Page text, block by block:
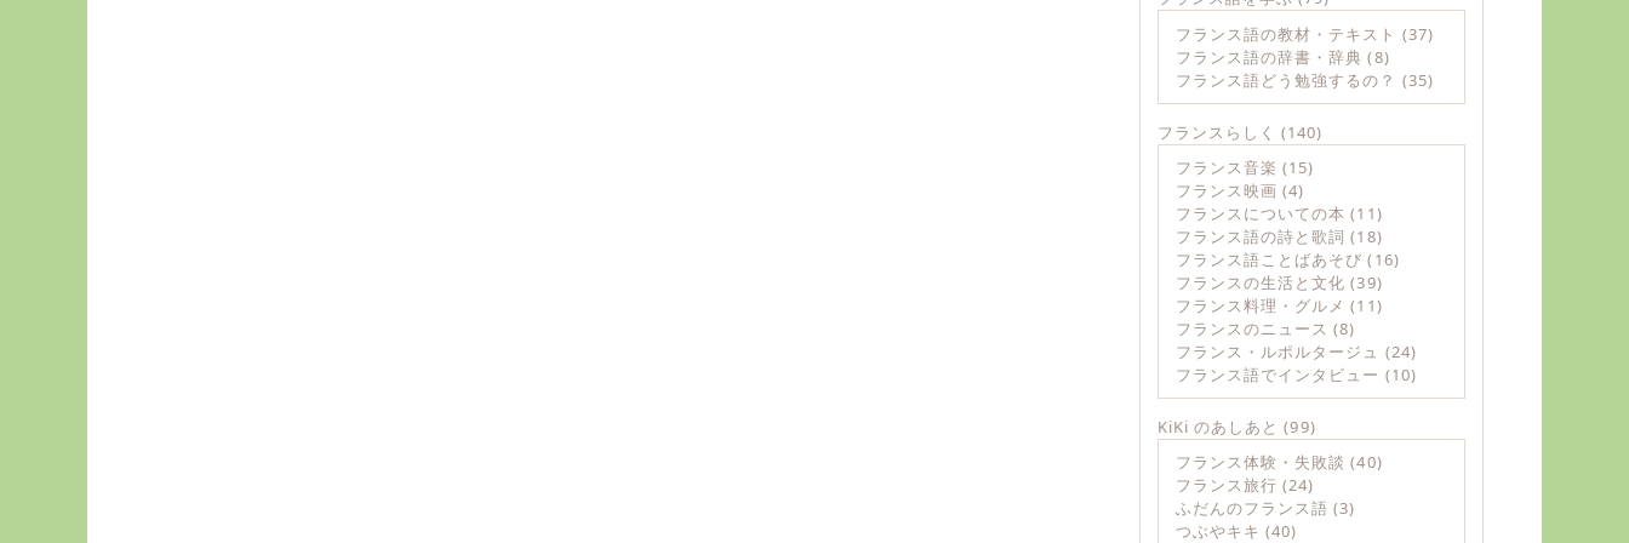
フランス語の教材・テキスト (37)
フランス語の辞書・辞典 (8)
フランス語どう勉強するの？ (35)
フランスらしく (140)
フランス音楽 (15)
フランス映画 (4)
フランスについての本 (11)
フランス語の詩と歌詞 (18)
フランス語ことばあそび (16)
フランスの生活と文化 (39)
フランス料理・グルメ (11)
フランスのニュース (8)
フランス・ルポルタージュ (24)
フランス語でインタビュー (10)
KiKi のあしあと (99)
フランス体験・失敗談 (40)
フランス旅行 (24)
ふだんのフランス語 (3)
つぶやキキ (40)